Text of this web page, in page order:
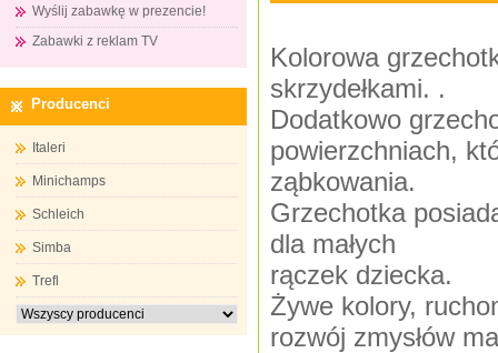
Wyślij zabawkę w prezencie!
Zabawki z reklam TV
Producenci
Italeri
Minichamps
Schleich
Simba
Trefl
Kolorowa
skrzydełkami. .
Dodatkowo
powierzchniach,
ząbkowania.
Grzechotka
dla małych
rączek dziecka.
Żywe kolory,
rozwój zmysłów